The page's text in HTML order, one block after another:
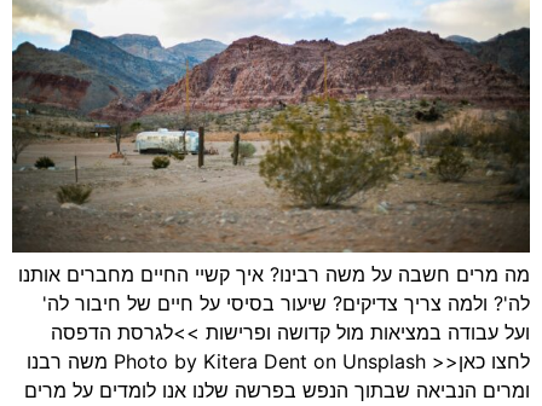
מה מרים חשבה על משה רבינו? איך קשיי החיים מחברים אותנו
לה'? ולמה צריך צדיקים? שיעור בסיסי על חיים של חיבור לה'
ועל עבודה במציאות מול קדושה ופרישות >>לגרסת הדפסה
לחצו כאן<< Photo by Kitera Dent on Unsplash משה רבנו
ומרים הנביאה שבתוך הנפש בפרשה שלנו אנו לומדים על מרים